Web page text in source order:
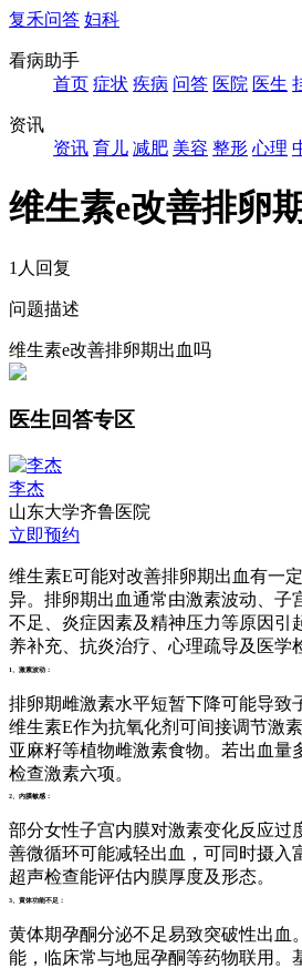
复禾问答 妇科
看病助手
首页 症状 疾病 问答 医院 医生
资讯
资讯 育儿 减肥 美容 整形 心理
维生素e改善排卵
1人回复
问题描述
维生素e改善排卵期出血吗
医生回答专区
李杰
山东大学齐鲁医院
立即预约
维生素E可能对改善排卵期出血有一
异。排卵期出血通常由激素波动、子
不足、炎症因素及精神压力等原因引
养补充、抗炎治疗、心理疏导及医学
1、激素波动：
排卵期雌激素水平短暂下降可能导致
维生素E作为抗氧化剂可间接调节激
亚麻籽等植物雌激素食物。若出血量
检查激素六项。
2、内膜敏感：
部分女性子宫内膜对激素变化反应过
善微循环可能减轻出血，可同时摄入
超声检查能评估内膜厚度及形态。
3、黄体功能不足：
黄体期孕酮分泌不足易致突破性出血
能，临床常与地屈孕酮等药物联用。